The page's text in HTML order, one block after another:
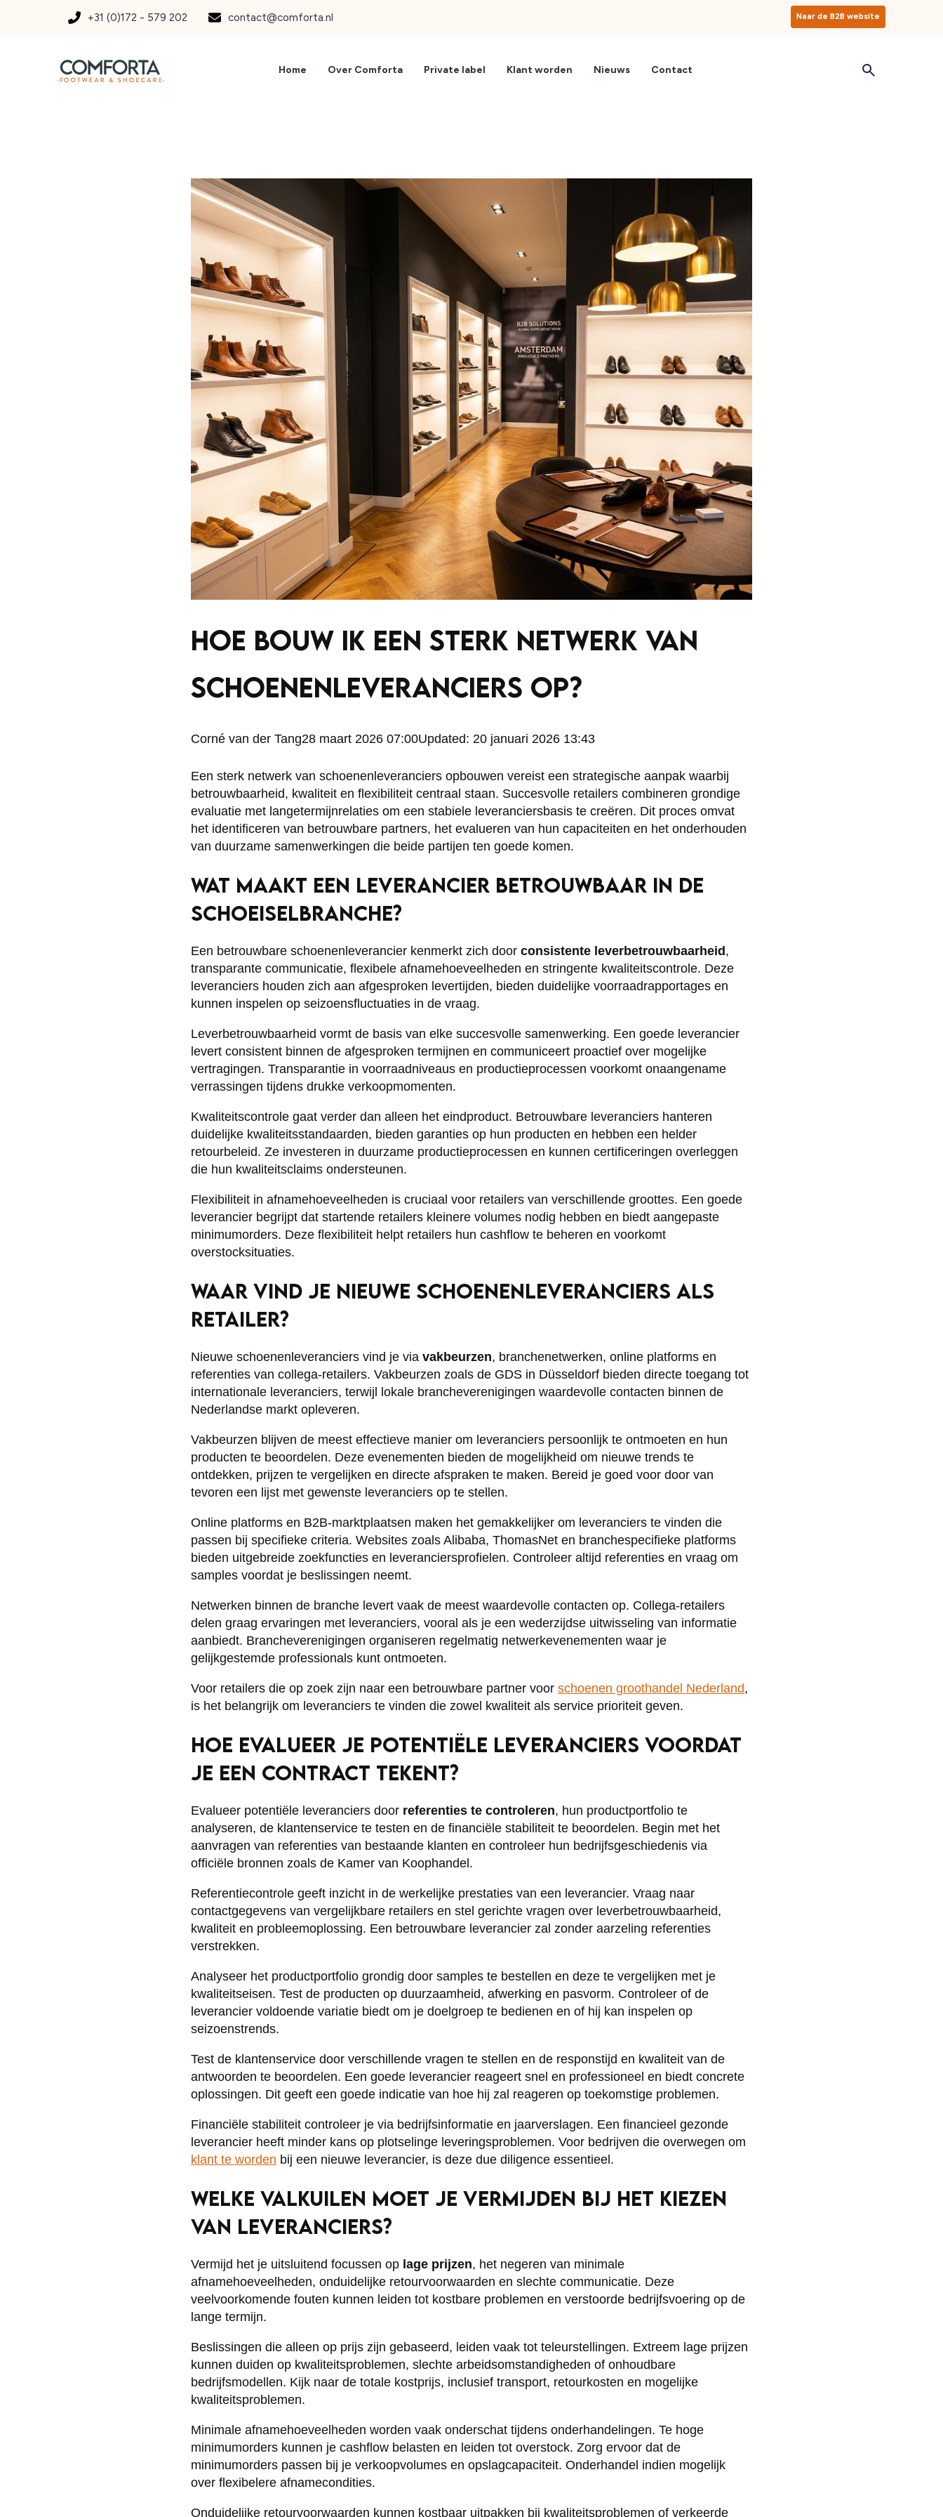
+31 (0)172 - 579 202 contact@comforta.nl Naar de B2B website
Home Over Comforta Private label Klant worden Nieuws Contact
HOE BOUW IK EEN STERK NETWERK VAN
SCHOENENLEVERANCIERS OP?
Posted
Corné van der Tang28 maart 2026 07:00Updated: 20 januari 2026 13:43
Een sterk netwerk van schoenenleveranciers opbouwen vereist een strategische aanpak waarbij
betrouwbaarheid, kwaliteit en flexibiliteit centraal staan. Succesvolle retailers combineren grondige
evaluatie met langetermijnrelaties om een stabiele leveranciersbasis te creëren. Dit proces omvat
het identificeren van betrouwbare partners, het evalueren van hun capaciteiten en het onderhouden
van duurzame samenwerkingen die beide partijen ten goede komen.
WAT MAAKT EEN LEVERANCIER BETROUWBAAR IN DE
SCHOEISELBRANCHE?
Een betrouwbare schoenenleverancier kenmerkt zich door consistente leverbetrouwbaarheid ,
transparante communicatie, flexibele afnamehoeveelheden en stringente kwaliteitscontrole. Deze
leveranciers houden zich aan afgesproken levertijden, bieden duidelijke voorraadrapportages en
kunnen inspelen op seizoensfluctuaties in de vraag.
Leverbetrouwbaarheid vormt de basis van elke succesvolle samenwerking. Een goede leverancier
levert consistent binnen de afgesproken termijnen en communiceert proactief over mogelijke
vertragingen. Transparantie in voorraadniveaus en productieprocessen voorkomt onaangename
verrassingen tijdens drukke verkoopmomenten.
Kwaliteitscontrole gaat verder dan alleen het eindproduct. Betrouwbare leveranciers hanteren
duidelijke kwaliteitsstandaarden, bieden garanties op hun producten en hebben een helder
retourbeleid. Ze investeren in duurzame productieprocessen en kunnen certificeringen overleggen
die hun kwaliteitsclaims ondersteunen.
Flexibiliteit in afnamehoeveelheden is cruciaal voor retailers van verschillende groottes. Een goede
leverancier begrijpt dat startende retailers kleinere volumes nodig hebben en biedt aangepaste
minimumorders. Deze flexibiliteit helpt retailers hun cashflow te beheren en voorkomt
overstocksituaties.
WAAR VIND JE NIEUWE SCHOENENLEVERANCIERS ALS
RETAILER?
Nieuwe schoenenleveranciers vind je via vakbeurzen, branchenetwerken, online platforms en
referenties van collega-retailers. Vakbeurzen zoals de GDS in Düsseldorf bieden directe toegang tot
internationale leveranciers, terwijl lokale brancheverenigingen waardevolle contacten binnen de
Nederlandse markt opleveren.
Vakbeurzen blijven de meest effectieve manier om leveranciers persoonlijk te ontmoeten en hun
producten te beoordelen. Deze evenementen bieden de mogelijkheid om nieuwe trends te
ontdekken, prijzen te vergelijken en directe afspraken te maken. Bereid je goed voor door van
tevoren een lijst met gewenste leveranciers op te stellen.
Online platforms en B2B-marktplaatsen maken het gemakkelijker om leveranciers te vinden die
passen bij specifieke criteria. Websites zoals Alibaba, ThomasNet en branchespecifieke platforms
bieden uitgebreide zoekfuncties en leveranciersprofielen. Controleer altijd referenties en vraag om
samples voordat je beslissingen neemt.
Netwerken binnen de branche levert vaak de meest waardevolle contacten op. Collega-retailers
delen graag ervaringen met leveranciers, vooral als je een wederzijdse uitwisseling van informatie
aanbiedt. Brancheverenigingen organiseren regelmatig netwerkevenementen waar je
gelijkgestemde professionals kunt ontmoeten.
Voor retailers die op zoek zijn naar een betrouwbare partner voor schoenen groothandel Nederland,
is het belangrijk om leveranciers te vinden die zowel kwaliteit als service prioriteit geven.
HOE EVALUEER JE POTENTIËLE LEVERANCIERS VOORDAT
JE EEN CONTRACT TEKENT?
Evalueer potentiële leveranciers door referenties te controleren, hun productportfolio te
analyseren, de klantenservice te testen en de financiële stabiliteit te beoordelen. Begin met het
aanvragen van referenties van bestaande klanten en controleer hun bedrijfsgeschiedenis via
officiële bronnen zoals de Kamer van Koophandel.
Referentiecontrole geeft inzicht in de werkelijke prestaties van een leverancier. Vraag naar
contactgegevens van vergelijkbare retailers en stel gerichte vragen over leverbetrouwbaarheid,
kwaliteit en probleemoplossing. Een betrouwbare leverancier zal zonder aarzeling referenties
verstrekken.
Analyseer het productportfolio grondig door samples te bestellen en deze te vergelijken met je
kwaliteitseisen. Test de producten op duurzaamheid, afwerking en pasvorm. Controleer of de
leverancier voldoende variatie biedt om je doelgroep te bedienen en of hij kan inspelen op
seizoenstrends.
Test de klantenservice door verschillende vragen te stellen en de responstijd en kwaliteit van de
antwoorden te beoordelen. Een goede leverancier reageert snel en professioneel en biedt concrete
oplossingen. Dit geeft een goede indicatie van hoe hij zal reageren op toekomstige problemen.
Financiële stabiliteit controleer je via bedrijfsinformatie en jaarverslagen. Een financieel gezonde
leverancier heeft minder kans op plotselinge leveringsproblemen. Voor bedrijven die overwegen om
klant te worden bij een nieuwe leverancier, is deze due diligence essentieel.
WELKE VALKUILEN MOET JE VERMIJDEN BIJ HET KIEZEN
VAN LEVERANCIERS?
Vermijd het je uitsluitend focussen op lage prijzen, het negeren van minimale
afnamehoeveelheden, onduidelijke retourvoorwaarden en slechte communicatie. Deze
veelvoorkomende fouten kunnen leiden tot kostbare problemen en verstoorde bedrijfsvoering op de
lange termijn.
Beslissingen die alleen op prijs zijn gebaseerd, leiden vaak tot teleurstellingen. Extreem lage prijzen
kunnen duiden op kwaliteitsproblemen, slechte arbeidsomstandigheden of onhoudbare
bedrijfsmodellen. Kijk naar de totale kostprijs, inclusief transport, retourkosten en mogelijke
kwaliteitsproblemen.
Minimale afnamehoeveelheden worden vaak onderschat tijdens onderhandelingen. Te hoge
minimumorders kunnen je cashflow belasten en leiden tot overstock. Zorg ervoor dat de
minimumorders passen bij je verkoopvolumes en opslagcapaciteit. Onderhandel indien mogelijk
over flexibelere afnamecondities.
Onduidelijke retourvoorwaarden kunnen kostbaar uitpakken bij kwaliteitsproblemen of verkeerde